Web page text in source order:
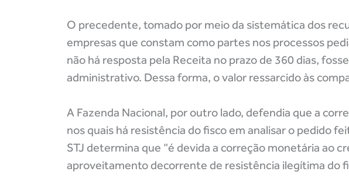
O precedente, tomado por meio da sistemática dos
empresas que constam como partes nos processos
não há resposta pela Receita no prazo de 360 dias,
administrativo. Dessa forma, o valor ressarcido às
A Fazenda Nacional, por outro lado, defendia que a
nos quais há resistência do fisco em analisar o pedido
STJ determina que “é devida a correção monetária ao
aproveitamento decorrente de resistência ilegítima do